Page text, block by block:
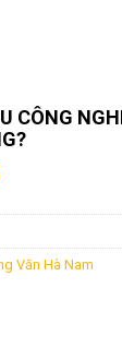
CÔNG
Văn Hà Nam